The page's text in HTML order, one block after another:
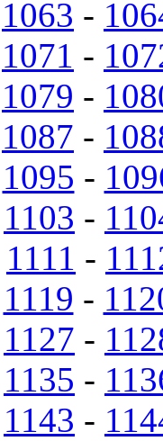
1063 -
1071 -
1079 -
1087 -
1095 -
1103 -
1111 -
1119 -
1127 -
1135 -
1143 -